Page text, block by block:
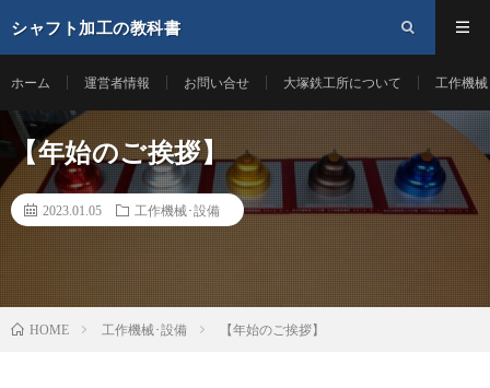
シャフト加工の教科書
ホーム 運営者情報 お問い合せ 大塚鉄工所について 工作機
【年始のご挨拶】
2023.01.05 工作機械･設備
HOME 工作機械･設備 【年始のご挨拶】